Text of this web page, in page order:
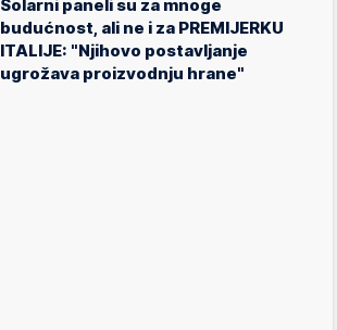
Solarni paneli su za mnoge
budućnost, ali ne i za PREMIJERKU
ITALIJE: "Njihovo postavljanje
ugrožava proizvodnju hrane"